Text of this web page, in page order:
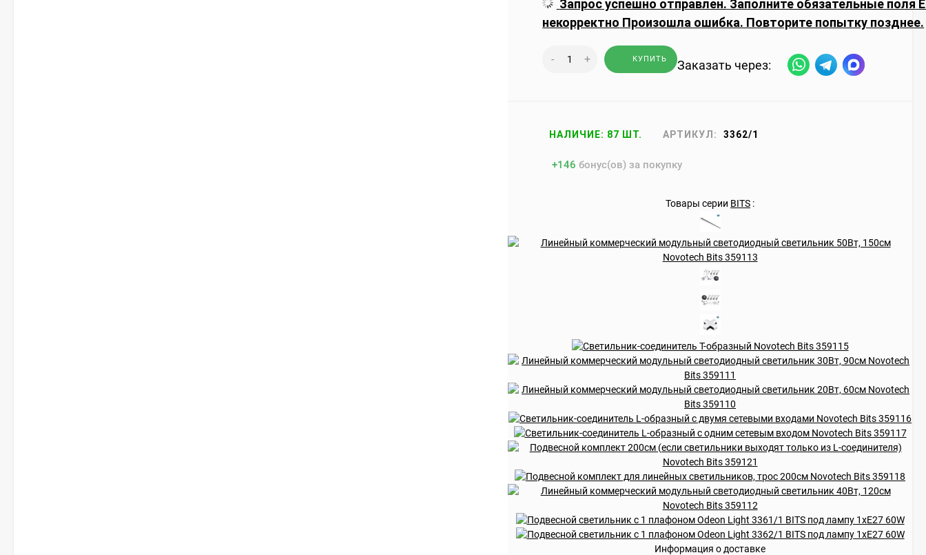
Запрос успешно отправлен. Заполните обязательные поля
некорректно Произошла ошибка. Повторите попытку позднее.
- + КУПИТЬ Заказать через:
НАЛИЧИЕ: 87 ШТ. АРТИКУЛ: 3362/1
+146 бонус(ов) за покупку
Товары серии BITS :
Информация о доставке